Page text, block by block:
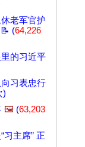
老军官护
(64,226
的习近平
习表忠行
)
🖼️ (63,203
习主席” 正